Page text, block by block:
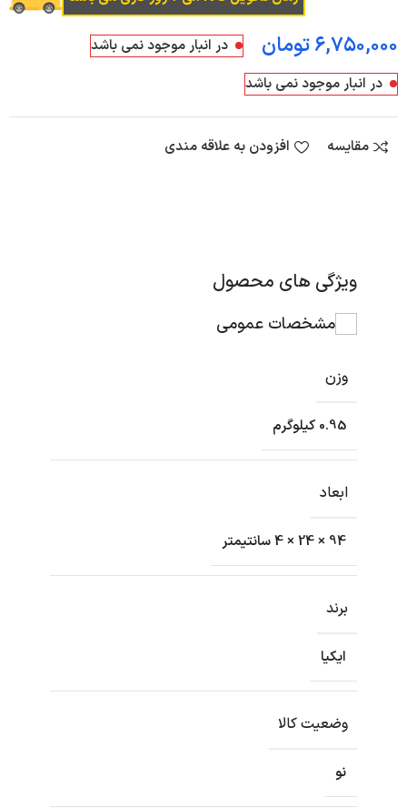
تومان
در انبار موجود نمی باشد
در انبار موجود نمی باشد
مقایسه افزودن به علاقه مندی
ویژگی های محصول
مشخصات عمومی
وزن
0.95 کیلوگرم
ابعاد
94 × 24 × 4 سانتیمتر
برند
ایکیا
وضعیت کالا
نو